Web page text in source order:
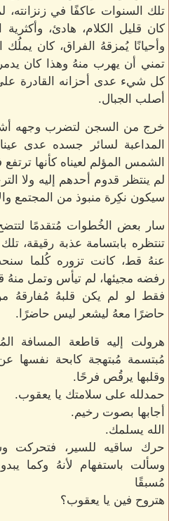
تلك السنوات عاكفًا في زنزانته،
كان قليل الكلام، هادئ،
وأحيانًا يُمزقهُ الفراق، كان
تمني أن يهرب منهُ وهذا كان
كل شيء عدى أحزانه القادرة
أصلب الجبال.
خرج من السجن لتضرب وجهه
المداعبة لسائر جسده عدى
الشمس المؤلم لعيناه كأنها
لم ينتظر قدوم أحدهم إليه ولا
سيكون نكِرة منبوذ من المجتمع
سار بعض الخُطوات مُتقدمًا
تنتظره بابتسامة عذبة رقيقة،
عنهُ قط، كانت تزوره كُلما
رفضه مجيئها، لم تيأس وتمل منهُ
فقط لو لم يكن قلبهُ مُفارقهُ
حاضرًا معهُ ليشعر ليس حاضرًا.
هرولت إليه قاطعة المسافة
مُبتسمة مُبتهجة كابحة نفسها
وقلبها يرقُص فرحًا.
حمدلله على سلامتك يا يعقوب.
أجابها بصوت رخيم.
الله يسلمك.
حرك ساقيه للسير، فتحركت
وسألت باستفهام لأنهُ وكما
مُسبقًا
هتروح فين يا يعقوب؟